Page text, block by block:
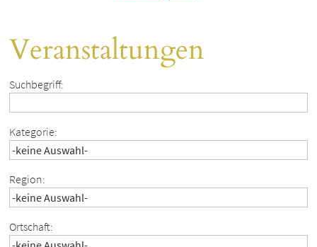
Veranstaltungen
Suchbegriff:
Kategorie:
Region:
Ortschaft: